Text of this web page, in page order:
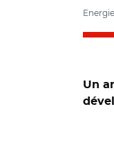
Energie
Un